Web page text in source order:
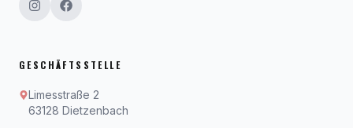
GESCHÄFTSSTELLE
Limesstraße 2
63128 Dietzenbach